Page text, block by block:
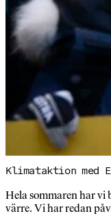
Klimataktion med
Hela sommaren har vi
värre. Vi har redan